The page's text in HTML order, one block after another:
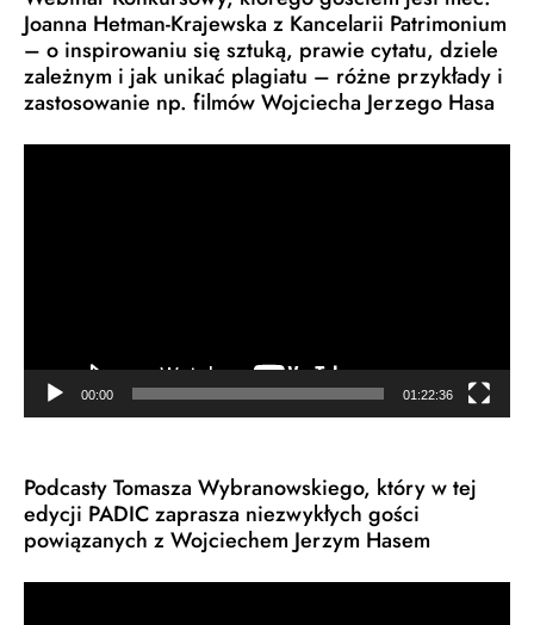
Joanna Hetman-Krajewska z Kancelarii Patrimonium
– o inspirowaniu się sztuką, prawie cytatu, dziele
zależnym i jak unikać plagiatu – różne przykłady i
zastosowanie np. filmów Wojciecha Jerzego Hasa
00:00 01:22:36
Podcasty Tomasza Wybranowskiego, który w tej
edycji PADIC zaprasza niezwykłych gości
powiązanych z Wojciechem Jerzym Hasem